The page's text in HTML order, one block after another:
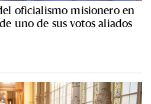
oficialismo misionero en
uno de sus votos aliados